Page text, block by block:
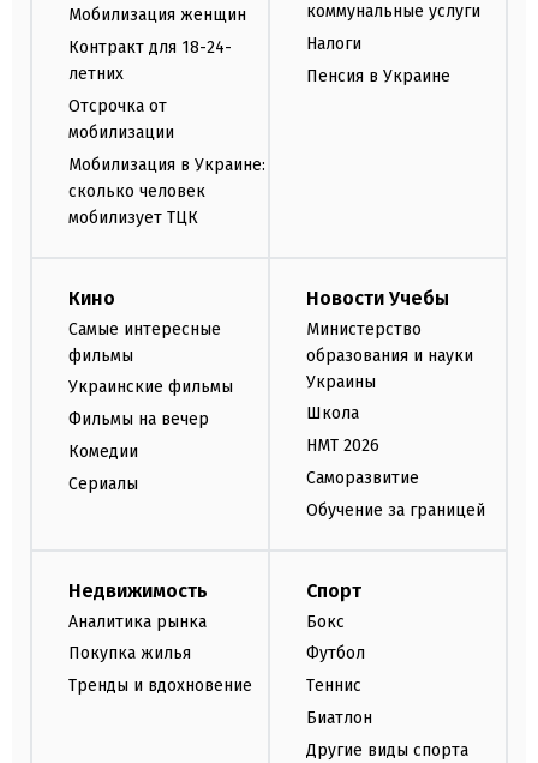
Мобилизация женщин
Контракт для 18-24-
летних
Отсрочка от
мобилизации
Мобилизация в Украине:
сколько человек
мобилизует ТЦК
коммунальные услуги
Налоги
Пенсия в Украине
Кино
Самые интересные
фильмы
Украинские фильмы
Фильмы на вечер
Комедии
Сериалы
Новости Учебы
Министерство
образования и науки
Украины
Школа
НМТ 2026
Саморазвитие
Обучение за границей
Недвижимость
Аналитика рынка
Покупка жилья
Тренды и вдохновение
Спорт
Бокс
Футбол
Теннис
Биатлон
Другие виды спорта